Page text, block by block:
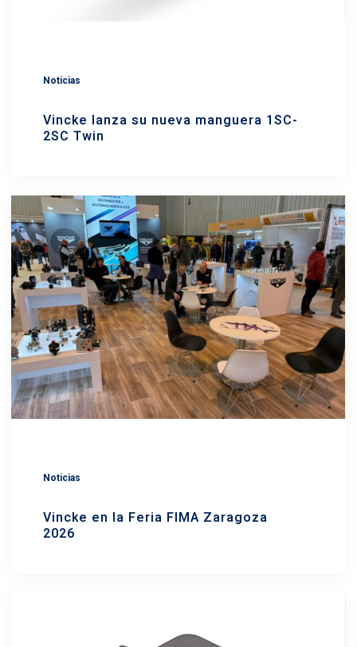
Noticias
Vincke lanza su nueva manguera 1SC-
2SC Twin
Noticias
Vincke en la Feria FIMA Zaragoza
2026